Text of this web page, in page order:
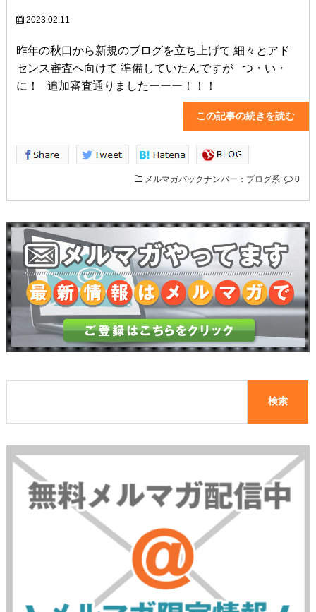
2023.02.11
昨年の秋口から新規のブログを立ち上げて 細々とアド
センス審査へ向けて 準備していたんですが つ・い・
に！ 追加審査通りましたーーー！！！
この記事の続きを読
メルマガバックナンバー：ブログ系 0